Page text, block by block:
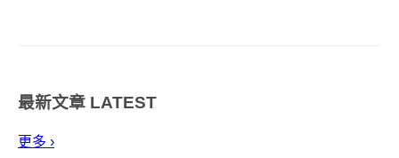
最新文章 LATEST
更多 ›